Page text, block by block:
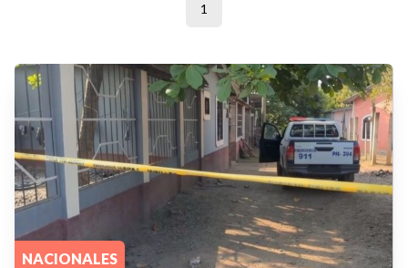
1
NACIONALES